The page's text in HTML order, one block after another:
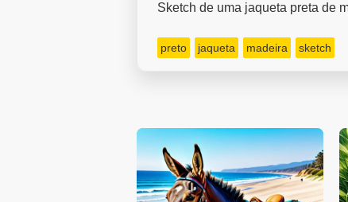
Sketch de uma jaqueta preta de
preto jaqueta madeira sketch